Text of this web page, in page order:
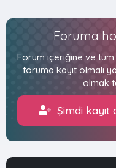
Foruma
Forum içeriğine ve
foruma kayıt olmalı
olmak
Şimdi kayıt